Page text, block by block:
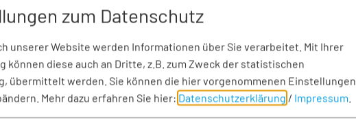
Huisheim zum Datenschutz
unserer Website werden Informationen über Sie verarbeitet. Mit Ihrer
können diese auch an Dritte, z.B. zum Zweck der statistischen
übermittelt werden. Sie können die hier vorgenommenen Einstellungen
Mehr dazu erfahren Sie hier: Datenschutzerklärung / Impressum.